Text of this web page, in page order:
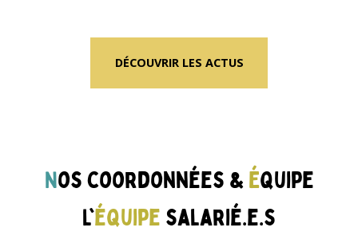
DÉCOUVRIR LES ACTUS
Nos coordonnées & Équipe
L'équipe salarié.e.s